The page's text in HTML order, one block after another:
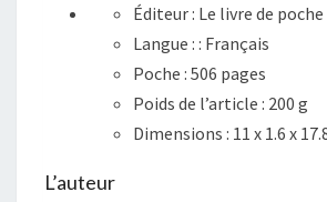
Éditeur : Le livre de
Langue : : Français
Poche : 506 pages
Poids de l’article : 200 g
Dimensions : 11 x 1.6 x
L’auteur